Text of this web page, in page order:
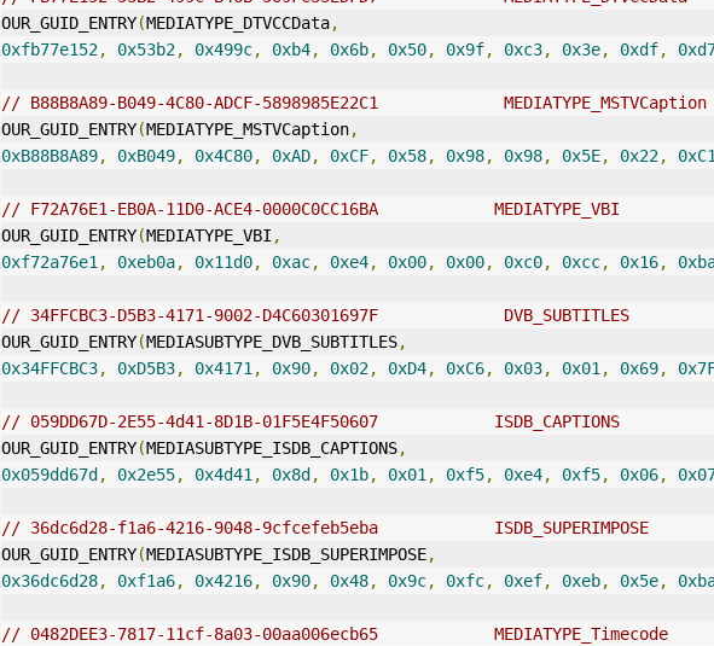
OUR_GUID_ENTRY(MEDIATYPE_DTVCCData,
0xfb77e152, 0x53b2, 0x499c, 0xb4, 0x6b, 0x50, 0x9f, 0xc3, 0x3e, 0xdf,
// B88B8A89-B049-4C80-ADCF-5898985E22C1             MEDIATYPE_MSTVCaption
OUR_GUID_ENTRY(MEDIATYPE_MSTVCaption,
0xB88B8A89, 0xB049, 0x4C80, 0xAD, 0xCF, 0x58, 0x98, 0x98, 0x5E, 0x22, 0xC1
// F72A76E1-EB0A-11D0-ACE4-0000C0CC16BA            MEDIATYPE_VBI
OUR_GUID_ENTRY(MEDIATYPE_VBI ,
0xf72a76e1 , 0xeb0a, 0x11d0, 0xac, 0xe4, 0x00, 0x00, 0xc0, 0xcc, 0x16,
// 34FFCBC3-D5B3-4171-9002-D4C60301697F             DVB_SUBTITLES
OUR_GUID_ENTRY(MEDIASUBTYPE_DVB_SUBTITLES,
0x34FFCBC3, 0xD5B3, 0x4171 , 0x90, 0x02, 0xD4, 0xC6, 0x03, 0x01 , 0x69,
// 059DD67D-2E55-4d41-8D1B-01F5E4F50607            ISDB_CAPTIONS
OUR_GUID_ENTRY(MEDIASUBTYPE_ISDB_CAPTIONS,
0x059dd67d , 0x2e55, 0x4d41 , 0x8d , 0x1b, 0x01 , 0xf5, 0xe4, 0xf5, 0x06,
// 36dc6d28-f1a6-4216-9048-9cfcefeb5eba            ISDB_SUPERIMPOSE
OUR_GUID_ENTRY(MEDIASUBTYPE_ISDB_SUPERIMPOSE,
0x36dc6d28, 0xf1a6, 0x4216, 0x90, 0x48, 0x9c, 0xfc, 0xef, 0xeb, 0x5e,
// 0482DEE3-7817-11cf-8a03-00aa006ecb65            MEDIATYPE_Timecode